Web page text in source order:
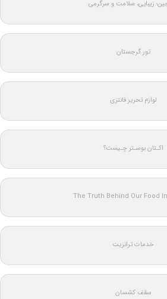
زیبایی، سلامت و سرگرمی
تور گرجستان
لوازم تحریر فانتزی
اکـتان بوسـتر چـیست؟
The Truth Behind Our Food
خدمات ترانزیت
سقف کشسان